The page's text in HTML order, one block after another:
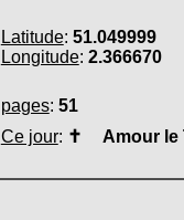
Latitude: 51.049999
Longitude: 2.366670
pages: 51
Ce jour: ✝ Amour le